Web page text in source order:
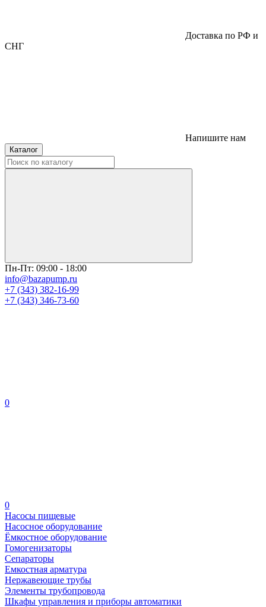
Доставка по РФ и
СНГ
Напишите нам
Каталог
Пн-Пт: 09:00 - 18:00
info@bazapump.ru
+7 (343) 382-16-99
+7 (343) 346-73-‬60
0
0
Насосы пищевые
Насосное оборудование
Ёмкостное оборудование
Гомогенизаторы
Сепараторы
Емкостная арматура
Нержавеющие трубы
Элементы трубопровода
Шкафы управления и приборы автоматики